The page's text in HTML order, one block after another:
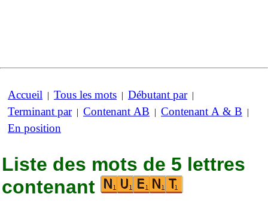
Accueil | Tous les mots | Débutant par|
Terminant par| Contenant AB | Contenant A & B |
En position
Liste des mots de 5 lettres
contenant